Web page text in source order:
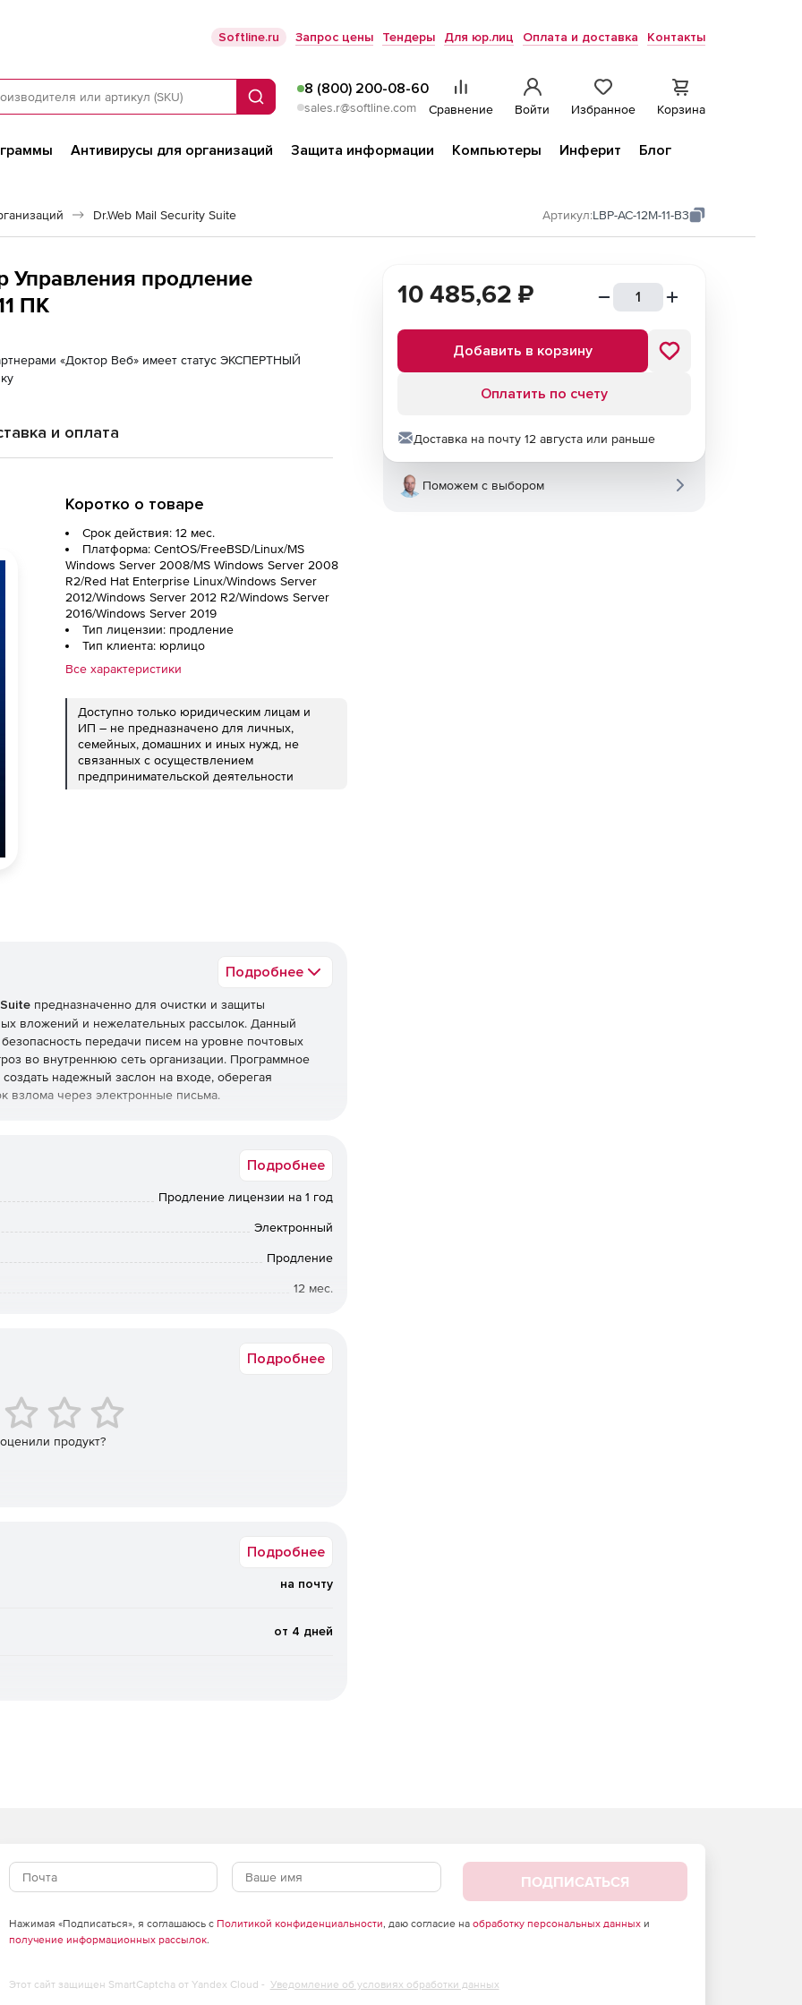
Softline.ru Запрос цены Тендеры Для юр.лиц Оплата и доставка Контакты
Поиск
8 (800) 200-08-60
sales.r@softline.com Сравнение Войти Избранное Корзина
Антивирусы для организаций Защита информации Компьютеры Инферит
Блог
Dr.Web Mail Security Suite Артикул:LBP-AC-12M-11-B3
Управления продление
ПК
«Доктор Веб» имеет статус ЭКСПЕРТНЫЙ
и оплата
Коротко о товаре
Срок действия: 12 мес.
Платформа: CentOS/FreeBSD/Linux/MS
Windows Server 2008/MS Windows Server 2008
R2/Red Hat Enterprise Linux/Windows Server
2012/Windows Server 2012 R2/Windows Server
2016/Windows Server 2019
Тип лицензии: продление
Тип клиента: юрлицо
Все характеристики
Доступно только юридическим лицам и
ИП – не предназначено для личных,
семейных, домашних и иных нужд, не
связанных с осуществлением
предпринимательской деятельности
Подробнее
предназначенно для очистки и защиты
вложений и нежелательных рассылок. Данный
передачи писем на уровне почтовых
во внутреннюю сеть организации. Программное
надежный заслон на входе, оберегая
взлома через электронные письма.
повышенного уровня безопасности –
законодательства и обладает сертификатами
нагрузке на операционную систему, что
производительность труда сотрудников
что позволяет как исключать из проверки
благодаря функции многопоточной проверки.
(новейших) упаковщиков и вредоносных
в том числе вложенных файлов, «на лету».
ящиках пользователей, а также файлов в папках
потока, проходящего через сервер MS Exchange.
Подробнее
Продление лицензии на 1 год
Электронный
Продление
12 мес.
Подробнее
продукт?
Подробнее
на почту
от 4 дней
10 485,62 ₽
Добавить в корзину
Оплатить по счету
Доставка на почту 12 августа или раньше
Поможем с выбором
ПОДПИСАТЬСЯ
Нажимая «Подписаться», я соглашаюсь с Политикой конфиденциальности, даю согласие на обработку персональных данныхи
получение информационных рассылок.
Этот сайт защищен SmartCaptcha от Yandex Cloud - Уведомление об условиях обработки данных